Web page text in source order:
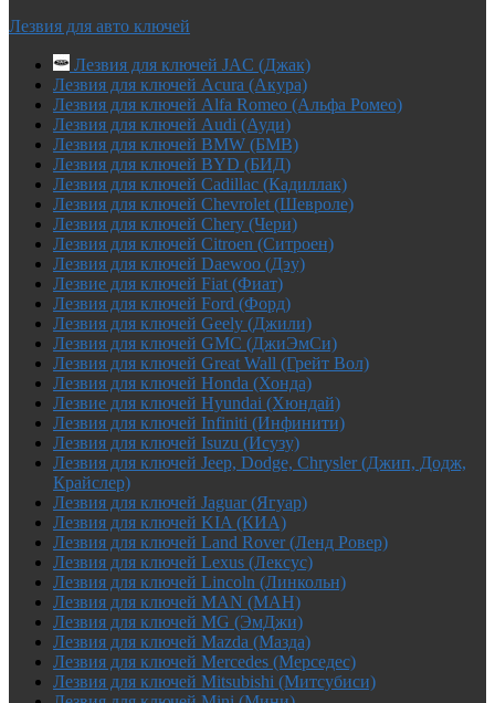
Лезвия для авто ключей
Лезвия для ключей JAC (Джак)
Лезвия для ключей Acura (Акура)
Лезвия для ключей Alfa Romeo (Альфа Ромео)
Лезвия для ключей Audi (Ауди)
Лезвия для ключей BMW (БМВ)
Лезвия для ключей BYD (БИД)
Лезвия для ключей Cadillac (Кадиллак)
Лезвия для ключей Chevrolet (Шевроле)
Лезвия для ключей Chery (Чери)
Лезвия для ключей Citroen (Ситроен)
Лезвия для ключей Daewoo (Дэу)
Лезвие для ключей Fiat (Фиат)
Лезвия для ключей Ford (Форд)
Лезвия для ключей Geely (Джили)
Лезвия для ключей GMC (ДжиЭмСи)
Лезвия для ключей Great Wall (Грейт Вол)
Лезвия для ключей Honda (Хонда)
Лезвие для ключей Hyundai (Хюндай)
Лезвия для ключей Infiniti (Инфинити)
Лезвия для ключей Isuzu (Исузу)
Лезвия для ключей Jeep, Dodge, Chrysler (Джип, Додж,
Крайслер)
Лезвия для ключей Jaguar (Ягуар)
Лезвия для ключей KIA (КИА)
Лезвия для ключей Land Rover (Ленд Ровер)
Лезвия для ключей Lexus (Лексус)
Лезвия для ключей Lincoln (Линкольн)
Лезвия для ключей MAN (МАН)
Лезвия для ключей MG (ЭмДжи)
Лезвия для ключей Mazda (Мазда)
Лезвия для ключей Mercedes (Мерседес)
Лезвия для ключей Mitsubishi (Митсубиси)